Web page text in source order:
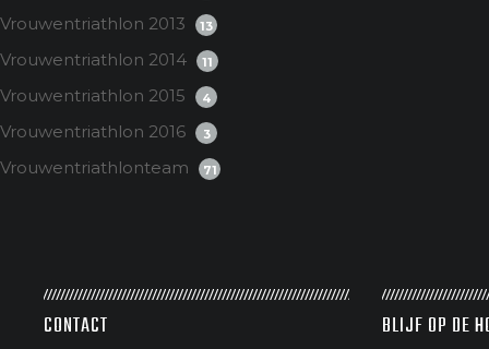
Vrouwentriathlon 2013 13
Vrouwentriathlon 2014 11
Vrouwentriathlon 2015 4
Vrouwentriathlon 2016 3
Vrouwentriathlonteam 71
CONTACT BLIJF OP DE